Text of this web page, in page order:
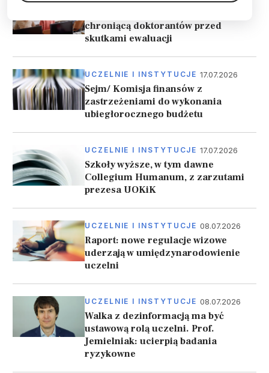
chroniącą doktorantów przed
skutkami ewaluacji
UCZELNIE I INSTYTUCJE 17.07.2026
Sejm/ Komisja finansów z
zastrzeżeniami do wykonania
ubiegłorocznego budżetu
UCZELNIE I INSTYTUCJE 17.07.2026
Szkoły wyższe, w tym dawne
Collegium Humanum, z zarzutami
prezesa UOKiK
UCZELNIE I INSTYTUCJE 08.07.2026
Raport: nowe regulacje wizowe
uderzają w umiędzynarodowienie
uczelni
UCZELNIE I INSTYTUCJE 08.07.2026
Walka z dezinformacją ma być
ustawową rolą uczelni. Prof.
Jemielniak: ucierpią badania
ryzykowne